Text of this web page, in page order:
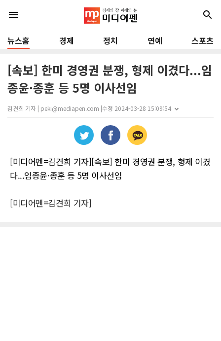
menu search
뉴스홈 경제 정치 연예 스포츠
[속보] 한미 경영권 분쟁, 형제 이겼다...임
종윤·종훈 등 5명 이사선임
김견희 기자 | peki@mediapen.com |수정 2024-03-28 15:09:54
[미디어펜=김견희 기자][속보] 한미 경영권 분쟁, 형제 이겼
다...임종윤·종훈 등 5명 이사선임
[미디어펜=김견희 기자]